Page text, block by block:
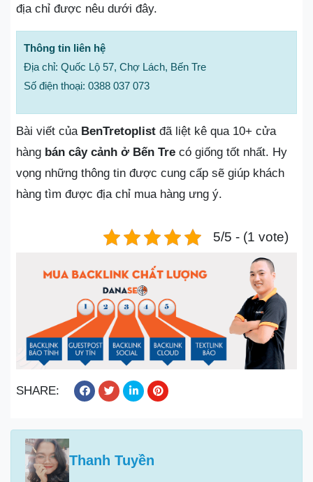
địa chỉ được nêu dưới đây.
Thông tin liên hệ
Địa chỉ: Quốc Lộ 57, Chợ Lách, Bến Tre
Số điện thoại: 0388 037 073
Bài viết của BenTretoplist đã liệt kê qua 10+ cửa
hàng bán cây cảnh ở Bến Tre có giống tốt nhất. Hy
vọng những thông tin được cung cấp sẽ giúp khách
hàng tìm được địa chỉ mua hàng ưng ý.
5/5 - (1 vote)
SHARE:
Thanh Tuyền